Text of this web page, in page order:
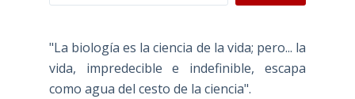
"La biología es la ciencia de la vida; pero... la
vida, impredecible e indefinible, escapa
como agua del cesto de la ciencia".